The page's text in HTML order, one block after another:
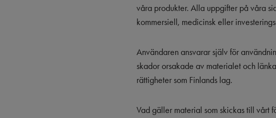
våra produkter. Alla uppgifter på våra
kommersiell, medicinsk eller
Användaren ansvarar själv för
skador orsakade av materialet och
rättigheter som Finlands lag.
Vad gäller material som skickas till vårt